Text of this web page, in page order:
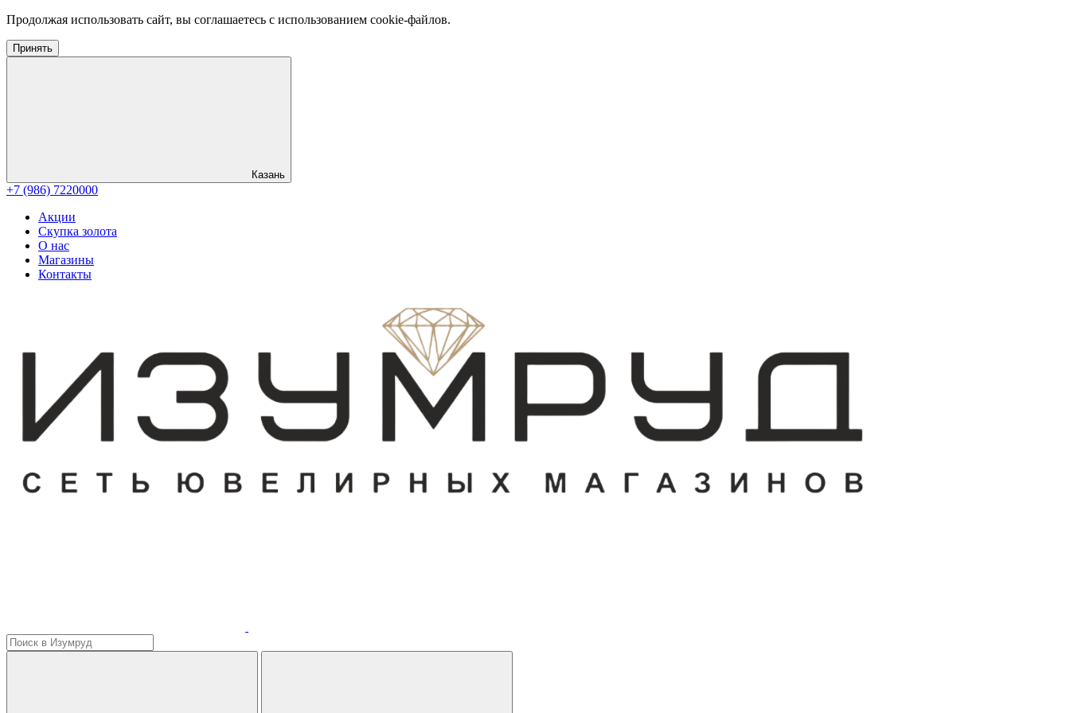
Продолжая использовать сайт, вы соглашаетесь с использованием cookie-файлов.
Принять
Казань
+7 (986) 7220000
Акции
Скупка золота
О нас
Магазины
Контакты